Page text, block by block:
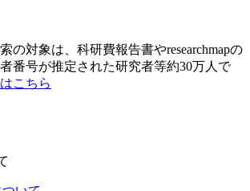
の対象は、科研費報告書やresearchmapの
番号が推定された研究者等約30万人で
こちら